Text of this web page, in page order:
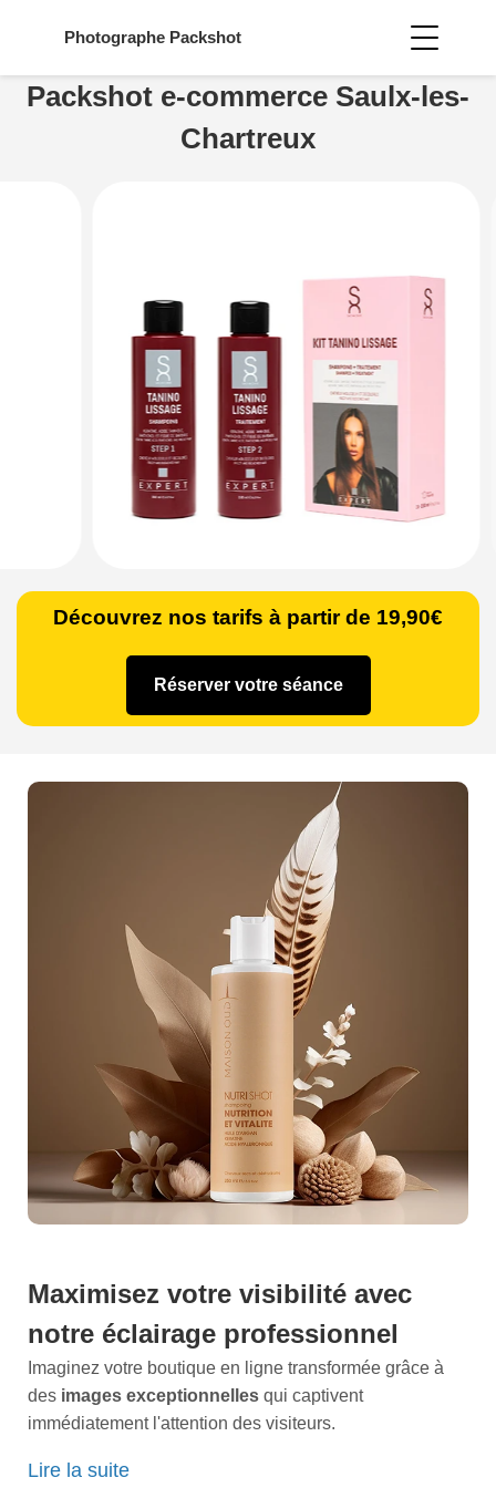
Photographe Packshot
Packshot e-commerce Saulx-les-
Chartreux
Découvrez nos tarifs à partir de 19,90€
Réserver votre séance
Maximisez votre visibilité avec
notre éclairage professionnel
Imaginez votre boutique en ligne transformée grâce à
des images exceptionnelles qui captivent
immédiatement l'attention des visiteurs.
des packshots e-commerce
Lire la suite